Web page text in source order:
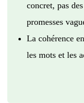
concret, pas des
promesses
La cohérence
les mots et les